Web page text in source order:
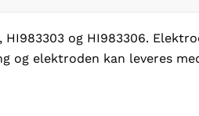
og HI983306.
og elektroden kan leveres